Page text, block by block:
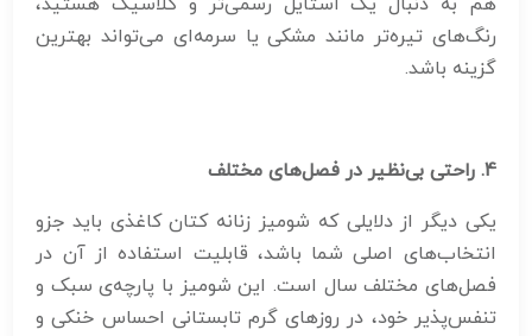
هم به دنبال یک استایل رسمی‌تر و کلاسیک هستید،
رنگ‌های تیره‌تر مانند مشکی یا سرمه‌ای می‌تواند بهترین
گزینه باشد.
4. راحتی بی‌نظیر در فصل‌های مختلف
یکی دیگر از دلایلی که شومیز زنانه کتان کاغذی باید جزو
انتخاب‌های اصلی شما باشد، قابلیت استفاده از آن در
فصل‌های مختلف سال است. این شومیز با پارچه‌ی سبک و
تنفس‌پذیر خود، در روزهای گرم تابستانی احساس خنکی و